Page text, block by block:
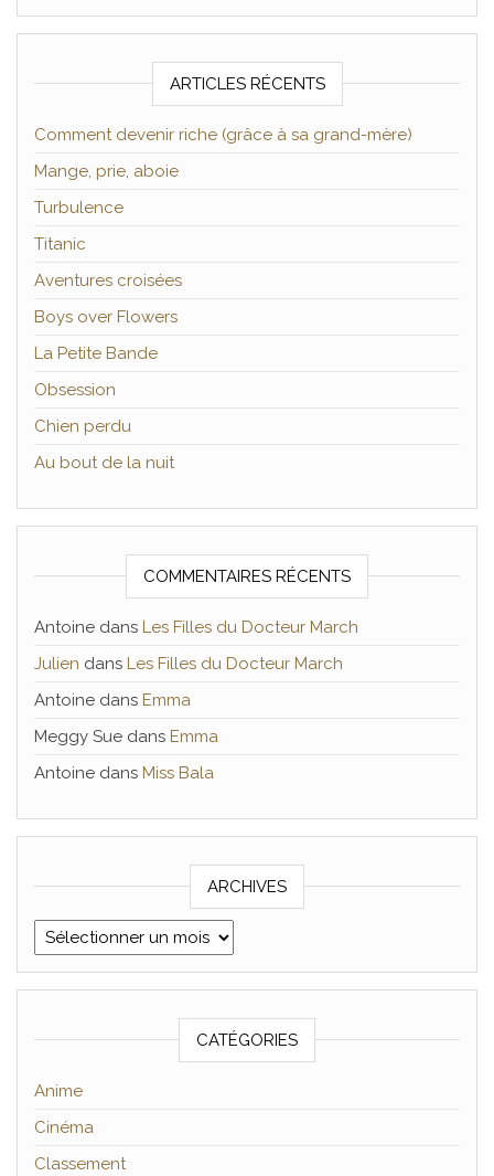
ARTICLES RÉCENTS
Comment devenir riche (grâce à sa grand-mère)
Mange, prie, aboie
Turbulence
Titanic
Aventures croisées
Boys over Flowers
La Petite Bande
Obsession
Chien perdu
Au bout de la nuit
COMMENTAIRES RÉCENTS
Antoine dans Les Filles du Docteur March
Julien dans Les Filles du Docteur March
Antoine dans Emma
Meggy Sue dans Emma
Antoine dans Miss Bala
ARCHIVES
Archives
CATÉGORIES
Anime
Cinéma
Classement